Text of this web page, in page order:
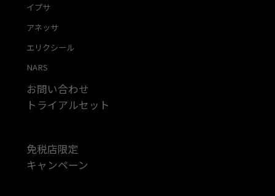
イプサ
アネッサ
エリクシール
NARS
お問い合わせ
トライアルセット
免税店限定
キャンペーン